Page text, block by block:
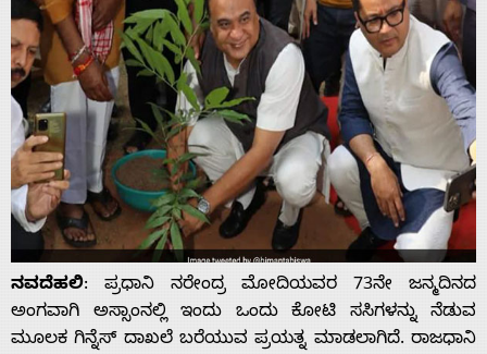
ನವದೆಹಲಿ: ಪ್ರಧಾನಿ ನರೇಂದ್ರ ಮೋದಿಯವರ 73ನೇ ಜನ್ಮದಿನದ
ಅಂಗವಾಗಿ ಅಸ್ಸಾಂನಲ್ಲಿ ಇಂದು ಒಂದು ಕೋಟಿ ಸಸಿಗಳನ್ನು ನೆಡುವ
ಮೂಲಕ ಗಿನ್ನೆಸ್ ದಾಖಲೆ ಬರೆಯುವ ಪ್ರಯತ್ನ ಮಾಡಲಾಗಿದೆ. ರಾಜಧಾನಿ